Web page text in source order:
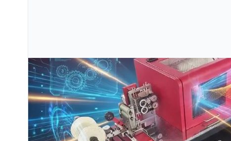
Jul 09, 2026
Máy Cắt Kim Cương Dùng Cho Dây Và Ống Là Gì?
Khám phá máy cắt kim cương dùng cho dây và ống là gì, cách
trọng của nó đối với ngành sản xuất trang sức. Tìm hiểu về
Đọc toàn bộ bài viết